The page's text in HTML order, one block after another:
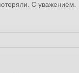
С уважением.